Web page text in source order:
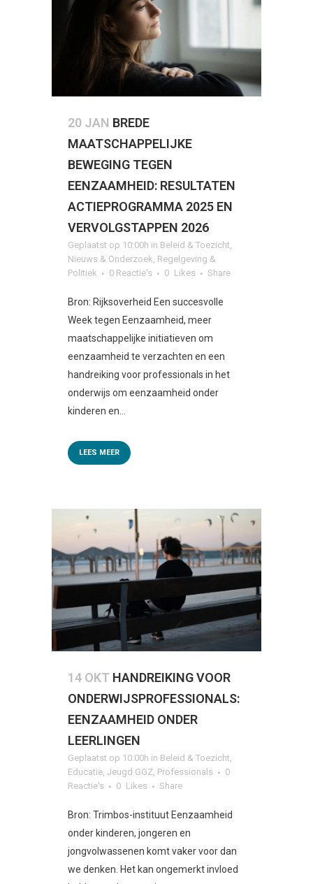
20 JAN BREDE
MAATSCHAPPELIJKE
BEWEGING TEGEN
EENZAAMHEID: RESULTATEN
ACTIEPROGRAMMA 2025 EN
VERVOLGSTAPPEN 2026
Geplaatst op 10:00h in Beleid & Toezicht
Nieuws & Onderzoek Regelgeving &
Politiek
0 Reactie's 0 Likes Share
Bron: Rijksoverheid Een succesvolle
Week tegen Eenzaamheid, meer
maatschappelijke initiatieven om
eenzaamheid te verzachten en een
handreiking voor professionals in het
onderwijs om eenzaamheid onder
kinderen en...
LEES MEER
14 OKT HANDREIKING VOOR
ONDERWIJSPROFESSIONALS:
EENZAAMHEID ONDER
LEERLINGEN
Geplaatst op 10:00h in Beleid & Toezicht,
Educatie, Jeugd GGZ, Professionals
0
Reactie's
0 Likes Share
Bron: Trimbos-instituut Eenzaamheid
onder kinderen, jongeren en
jongvolwassenen komt vaker voor dan
we denken. Het kan ongemerkt invloed